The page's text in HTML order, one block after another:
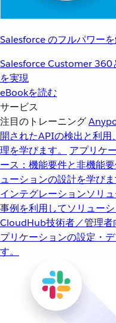
Salesforce のフルパワー
Salesforce Customer 360
を実現
eBookを読む
サービス
注目のトレーニング
開されたAPIの検出と利
理を学びます。
アプリケ
ース：機能要件と非機能
ューションの設計を学びま
インテグレーションソリ
事例を利用してソリューシ
CloudHub技術者／管理
プリケーションの設定・
す。